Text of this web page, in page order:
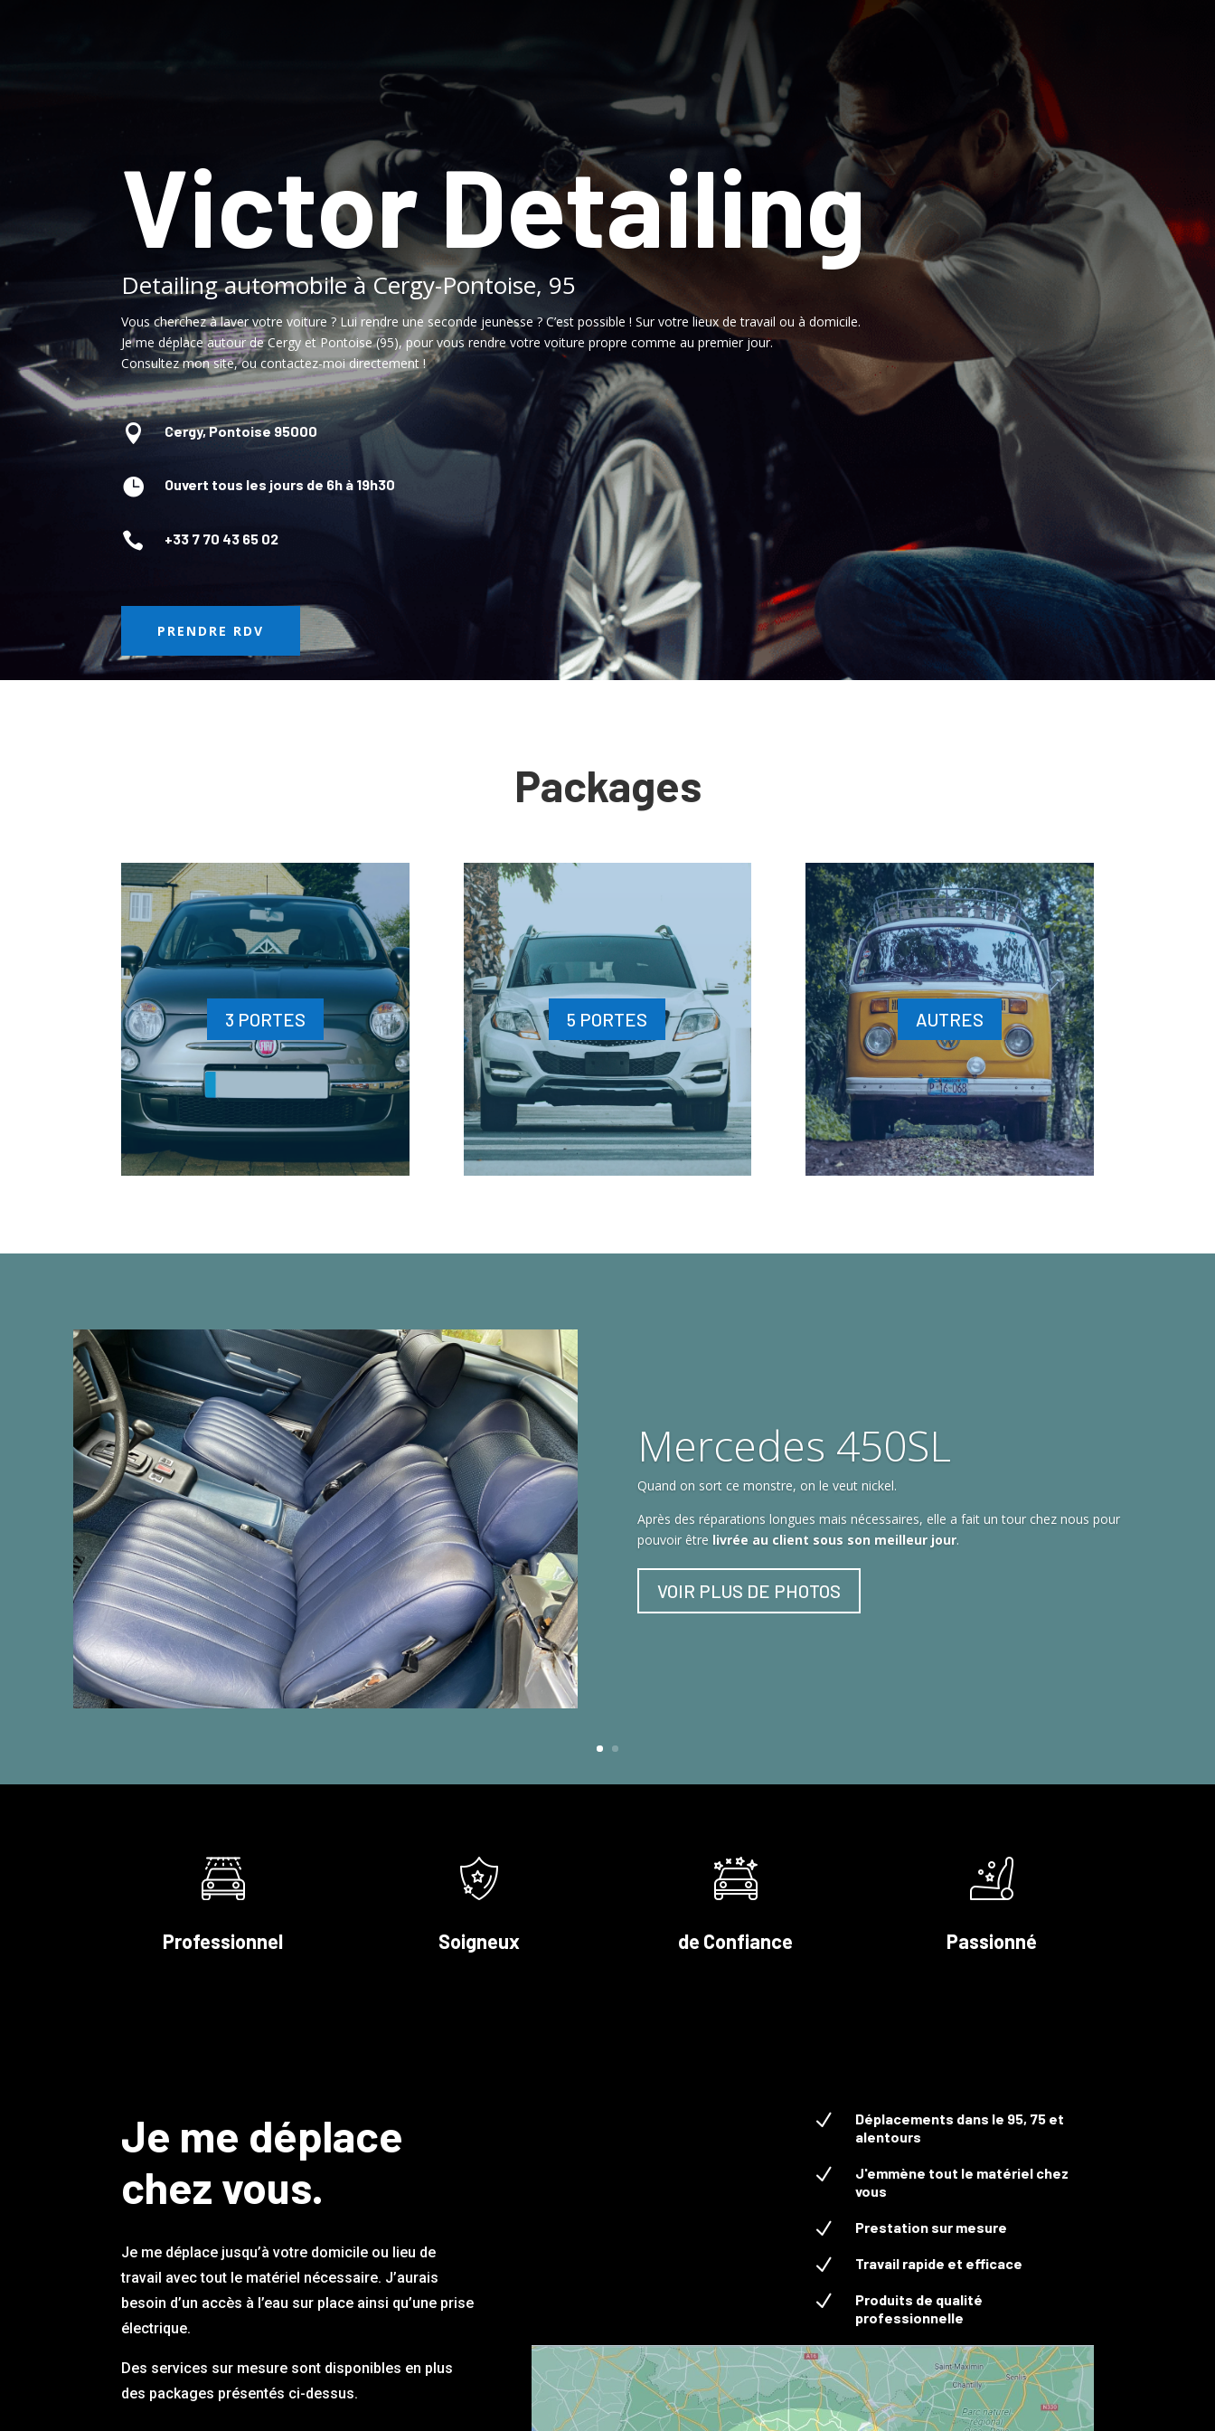
Victor Detailing
Detailing automobile à Cergy-Pontoise, 95
Vous cherchez à laver votre voiture ? Lui rendre une seconde jeunesse ? C’est possible ! Sur votre lieux de travail ou à domicile.
Je me déplace autour de Cergy et Pontoise (95), pour vous rendre votre voiture propre comme au premier jour.
Consultez mon site, ou contactez-moi directement !
 Cergy, Pontoise 95000
 Ouvert tous les jours de 6h à 19h30
 +33 7 70 43 65 02
PRENDRE RDV
Packages
3 PORTES 5 PORTES AUTRES
Mercedes 450SL
Quand on sort ce monstre, on le veut nickel.
Après des réparations longues mais nécessaires, elle a fait un tour chez nous pour
pouvoir être livrée au client sous son meilleur jour.
VOIR PLUS DE PHOTOS
Professionnel Soigneux de Confiance Passionné
Je me déplace
chez vous.
Je me déplace jusqu’à votre domicile ou lieu de
travail avec tout le matériel nécessaire. J’aurais
besoin d’un accès à l’eau sur place ainsi qu’une prise
électrique.
Des services sur mesure sont disponibles en plus
des packages présentés ci-dessus.
N
Déplacements dans le 95, 75 et
alentours
N
J'emmène tout le matériel chez
vous
N Prestation sur mesure
N Travail rapide et efficace
N
Produits de qualité
professionnelle